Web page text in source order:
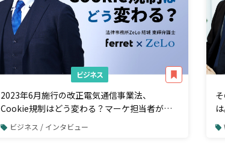
ビジネス
2023年6月施行の改正電気通信事業法、
Cookie規制はどう変わる？マーケ担当者が知
っておきたい法律知識
ビジネス / インタビュー